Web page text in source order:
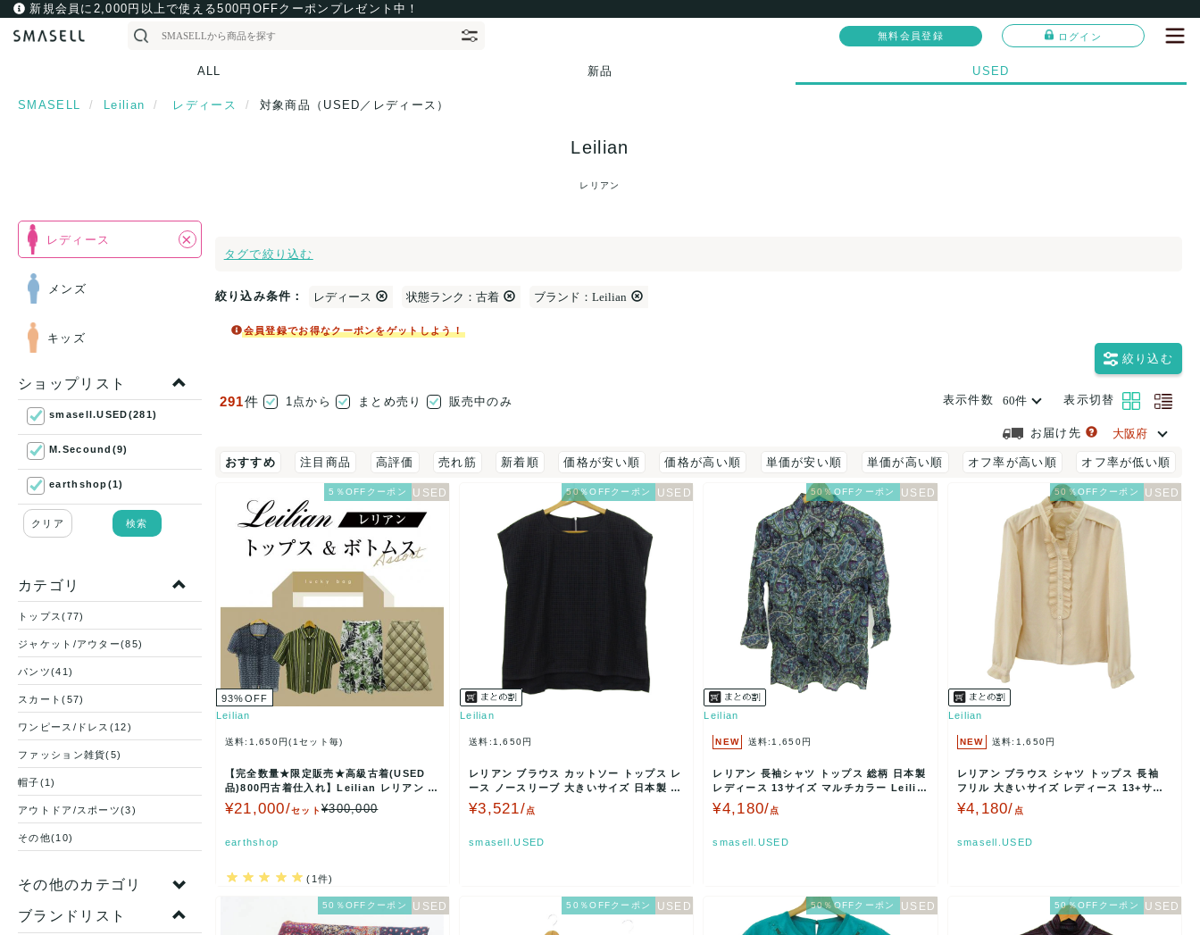
新規会員に2,000円以上で使える500円OFFクーポンプレゼント中！
無料会員登録 ログイン
ALL 新品 USED
SMASELL Leilian レディース 対象商品（USED／レディース）
Leilian
レリアン
レディース ×
メンズ
キッズ
ショップリスト
smasell.USED(281)
M.Secound(9)
earthshop(1)
クリア 検索
カテゴリ
トップス(77)
ジャケット/アウター(85)
パンツ(41)
スカート(57)
ワンピース/ドレス(12)
ファッション雑貨(5)
帽子(1)
アウトドア/スポーツ(3)
その他(10)
その他のカテゴリ
ブランドリスト
タグで絞り込む
絞り込み条件： レディース 状態ランク：古着 ブランド：Leilian
会員登録でお得なクーポンをゲットしよう！
絞り込む
291件 1点から まとめ売り 販売中のみ 表示件数 表示切替
お届け先
おすすめ 注目商品 高評価 売れ筋 新着順 価格が安い順 価格が高い順 単価が安い順 単価が高い順 オフ率が高い順 オフ率が低い順
5％OFFクーポン
93%OFF
Leilian
送料:1,650円(1セット毎)
【完全数量★限定販売★高級古着(USED
品)800円古着仕入れ】Leilian レリアン レ
ディース…
¥21,000/セット ¥300,000
earthshop
(1件)
50％OFFクーポン
Leilian
送料:1,650円
レリアン ブラウス カットソー トップス レ
ース ノースリーブ 大きいサイズ 日本製 レ
ディース 1…
¥3,521/点
smasell.USED
50％OFFクーポン
Leilian
NEW 送料:1,650円
レリアン 長袖シャツ トップス 総柄 日本製
レディース 13サイズ マルチカラー Leilia
n …
¥4,180/点
smasell.USED
50％OFFクーポン
Leilian
NEW 送料:1,650円
レリアン ブラウス シャツ トップス 長袖
フリル 大きいサイズ レディース 13+サイ
ズ ベージュ…
¥4,180/ 点
smasell.USED
50％OFFクーポン 50％OFFクーポン 50％OFFクーポン 50％OFFクーポン